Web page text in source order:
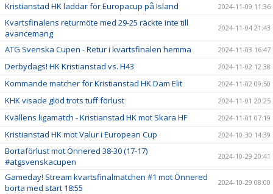
Kristianstad HK laddar för Europacup på Island 2024-11-09 11:36
Kvartsfinalens returmöte med 29-25 räckte inte till
avancemang
2024-11-04 21:43
ATG Svenska Cupen - Retur i kvartsfinalen hemma 2024-11-03 16:47
Derbydags! HK Kristianstad vs. H43 2024-11-02 12:38
Kommande matcher för Kristianstad HK Dam Elit 2024-11-02 09:50
KHK visade glöd trots tuff förlust 2024-11-01 20:25
Kvällens ligamatch - Kristianstad HK mot Skara HF 2024-11-01 07:19
Kristianstad HK mot Valur i European Cup 2024-10-30 14:39
Bortaförlust mot Önnered 38-30 (17-17)
#atgsvenskacupen
2024-10-29 20:41
Gameday! Stream kvartsfinalmatchen #1 mot Önnered
borta med start 18:55
2024-10-29 08:00